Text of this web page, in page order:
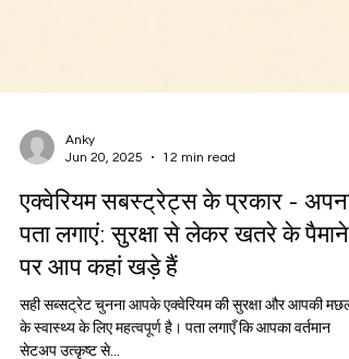
Jun 20, 2025
12 min read
एक्वेरियम सबस्ट्रेट्स के प्रकार - अपना
पता लगाएं: सुरक्षा से लेकर खतरे के पैमाने
पर आप कहां खड़े हैं
सही सब्सट्रेट चुनना आपके एक्वेरियम की सुरक्षा और आपकी मछली